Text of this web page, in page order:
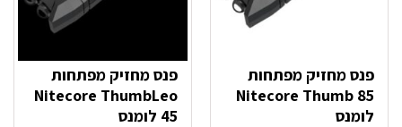
פנס מחזיק מפתחות
Nitecore Thumb 85
לומנס
פנס מחזיק מפתחות
Nitecore ThumbLeo
45 לומנס